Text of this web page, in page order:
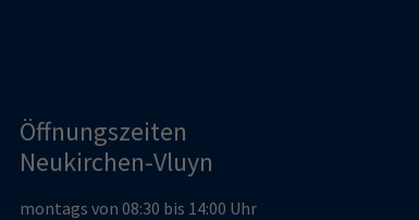
Öffnungszeiten
Neukirchen-Vluyn
montags von 08:30 bis 14:00 Uhr